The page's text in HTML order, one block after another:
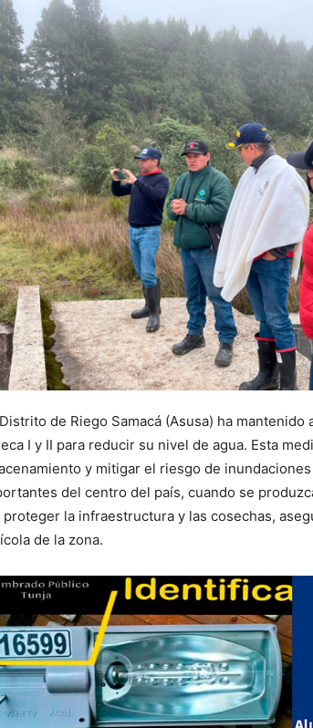
de Riego Samacá (Asusa) ha
I y II para reducir su nivel de agua. Esta
y mitigar el riesgo de
del centro del país, cuando se
proteger la infraestructura y las cosechas,
de la zona.